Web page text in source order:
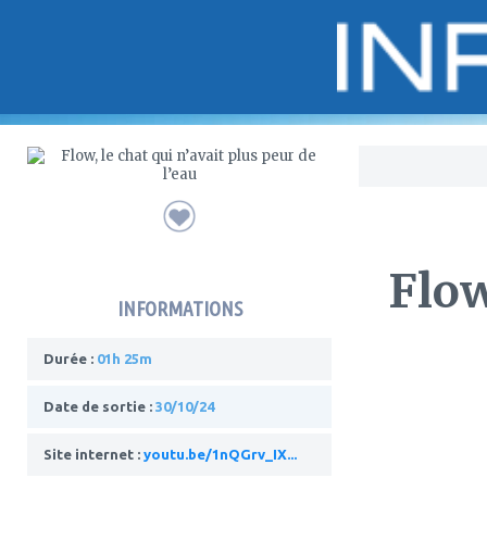
INFORMATIONS
Durée : 01h 25m
Date de sortie : 30/10/24
Site internet : youtu.be/1nQGrv_IX...